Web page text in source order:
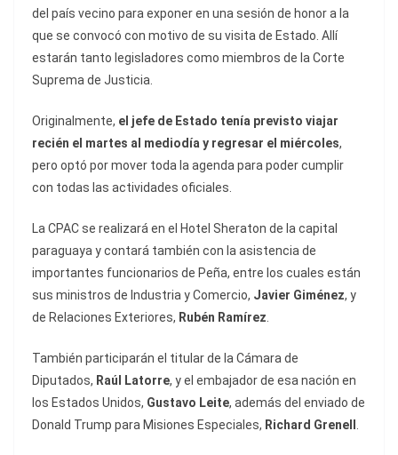
del país vecino para exponer en una sesión de honor a la
que se convocó con motivo de su visita de Estado. Allí
estarán tanto legisladores como miembros de la Corte
Suprema de Justicia.
Originalmente, el jefe de Estado tenía previsto viajar
recién el martes al mediodía y regresar el miércoles,
pero optó por mover toda la agenda para poder cumplir
con todas las actividades oficiales.
La CPAC se realizará en el Hotel Sheraton de la capital
paraguaya y contará también con la asistencia de
importantes funcionarios de Peña, entre los cuales están
sus ministros de Industria y Comercio, Javier Giménez, y
de Relaciones Exteriores, Rubén Ramírez.
También participarán el titular de la Cámara de
Diputados, Raúl Latorre, y el embajador de esa nación en
los Estados Unidos, Gustavo Leite, además del enviado de
Donald Trump para Misiones Especiales, Richard Grenell .